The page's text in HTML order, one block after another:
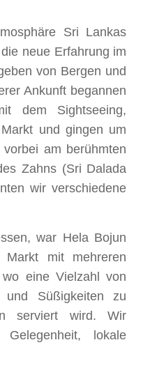
Sri Lankas
neue Erfahrung im
von Bergen und
Ankunft begannen
dem Sightseeing,
und gingen um
am berühmten
Zahns (Sri Dalada
wir verschiedene
war Hela Bojun
mit mehreren
eine Vielzahl von
und Süßigkeiten zu
serviert wird. Wir
lokale